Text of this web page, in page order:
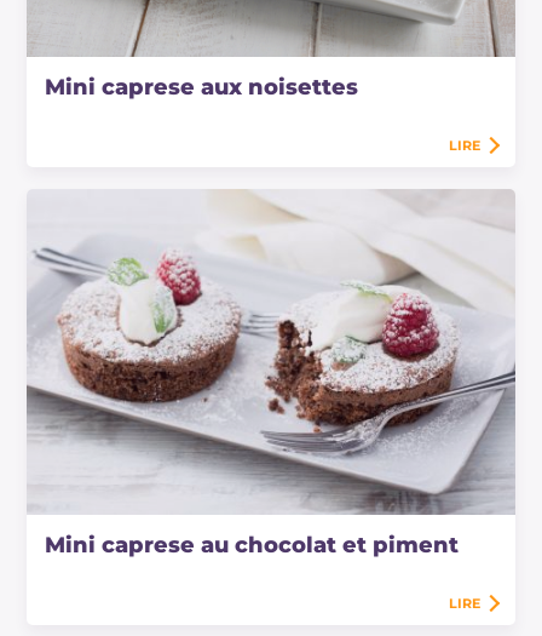
Mini caprese aux noisettes
LIRE
Mini caprese au chocolat et piment
LIRE